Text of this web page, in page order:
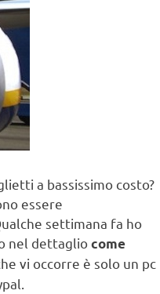
a bassissimo costo?
essere
settimana fa ho
nel dettagliocome
vi occorre è solo un pc